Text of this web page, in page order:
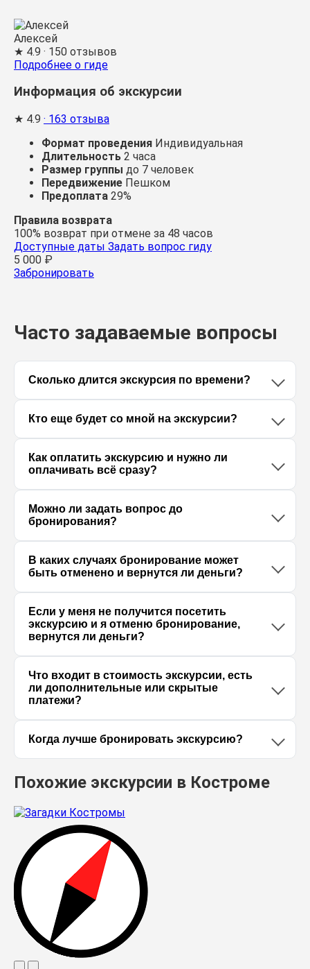
Алексей
★ 4.9 · 150 отзывов
Подробнее о гиде
Информация об экскурсии
★ 4.9 · 163 отзыва
Формат проведения Индивидуальная
Длительность 2 часа
Размер группы до 7 человек
Передвижение Пешком
Предоплата 29%
Правила возврата
100% возврат при отмене за 48 часов
Доступные даты Задать вопрос гиду
5 000 ₽
Забронировать
Часто задаваемые вопросы
Сколько длится экскурсия по времени?
Кто еще будет со мной на экскурсии?
Как оплатить экскурсию и нужно ли
оплачивать всё сразу?
Можно ли задать вопрос до
бронирования?
В каких случаях бронирование может
быть отменено и вернутся ли деньги?
Если у меня не получится посетить
экскурсию и я отменю бронирование,
вернутся ли деньги?
Что входит в стоимость экскурсии, есть
ли дополнительные или скрытые
платежи?
Когда лучше бронировать экскурсию?
Похожие экскурсии в Костроме